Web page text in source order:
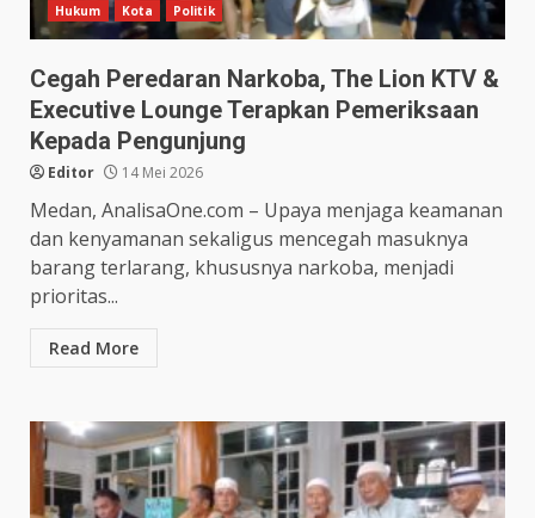
Hukum Kota Politik
Cegah Peredaran Narkoba, The Lion KTV &
Executive Lounge Terapkan Pemeriksaan
Kepada Pengunjung
Editor 14 Mei 2026
Medan, AnalisaOne.com – Upaya menjaga keamanan
dan kenyamanan sekaligus mencegah masuknya
barang terlarang, khususnya narkoba, menjadi
prioritas...
Read More